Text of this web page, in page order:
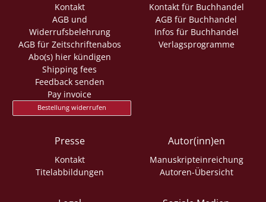
Kontakt
AGB und
Widerrufsbelehrung
AGB für Zeitschriftenabos
Abo(s) hier kündigen
Shipping fees
Feedback senden
Pay invoice
Bestellung widerrufen
Kontakt für Buchhandel
AGB für Buchhandel
Infos für Buchhandel
Verlagsprogramme
Presse
Kontakt
Titelabbildungen
Autor(inn)en
Manuskripteinreichung
Autoren-Übersicht